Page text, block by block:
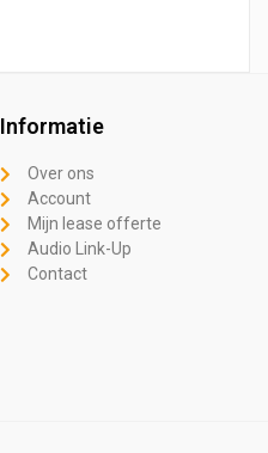
Informatie
Over ons
Account
Mijn lease offerte
Audio Link-Up
Contact